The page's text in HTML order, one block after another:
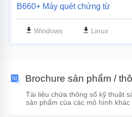
B660+ Máy quét chứng từ
Windows Linux
Brochure sản phẩm /
Tài liệu chứa thông số kỹ thuật
sản phẩm của các mô hình khác